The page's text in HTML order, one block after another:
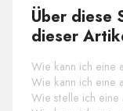
Über diese
dieser
Wie kann ich eine
Wie kann ich eine
Wie stelle ich eine